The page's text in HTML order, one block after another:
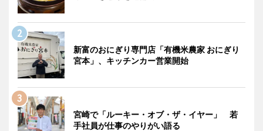
新富のおにぎり専門店「有機米農家 おにぎり
宮本」、キッチンカー営業開始
宮崎で「ルーキー・オブ・ザ・イヤー」 若
手社員が仕事のやりがい語る